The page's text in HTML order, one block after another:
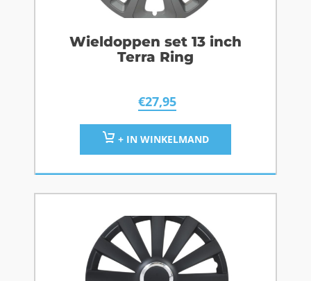
Wieldoppen set 13 inch
Terra Ring
€27,95
+ IN WINKELMAND